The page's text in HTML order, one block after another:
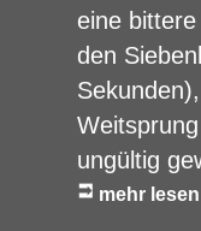
eine
den
ungültig
mehr lesen